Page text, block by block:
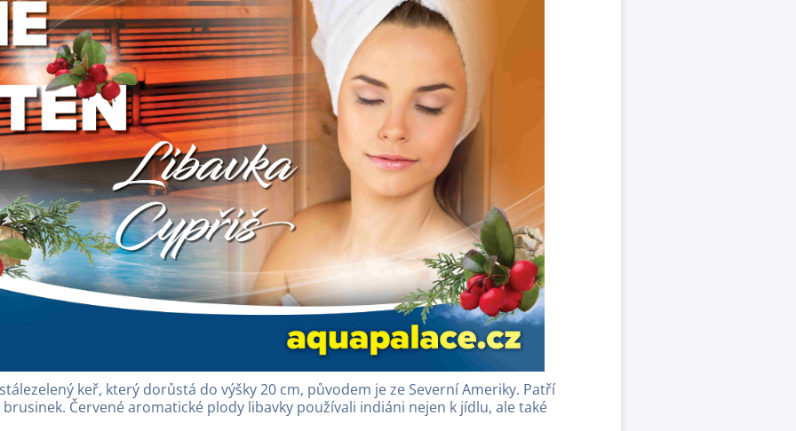
keř, který dorůstá do výšky 20 cm, původem je ze Severní Ameriky. Patří
Červené aromatické plody libavky používali indiáni nejen k jídlu, ale také